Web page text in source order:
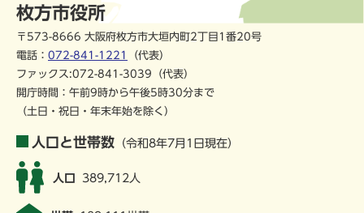
枚方市役所
〒573-8666 大阪府枚方市大垣内町2丁目1番20号
電話： 072-841-1221
（代表）
ファックス:072-841-3039（代表）
開庁時間：午前9時から午後5時30分まで
（土日・祝日・年末年始を除く）
人口と世帯数 （令和8年7月1日現在）
人口 389,712人